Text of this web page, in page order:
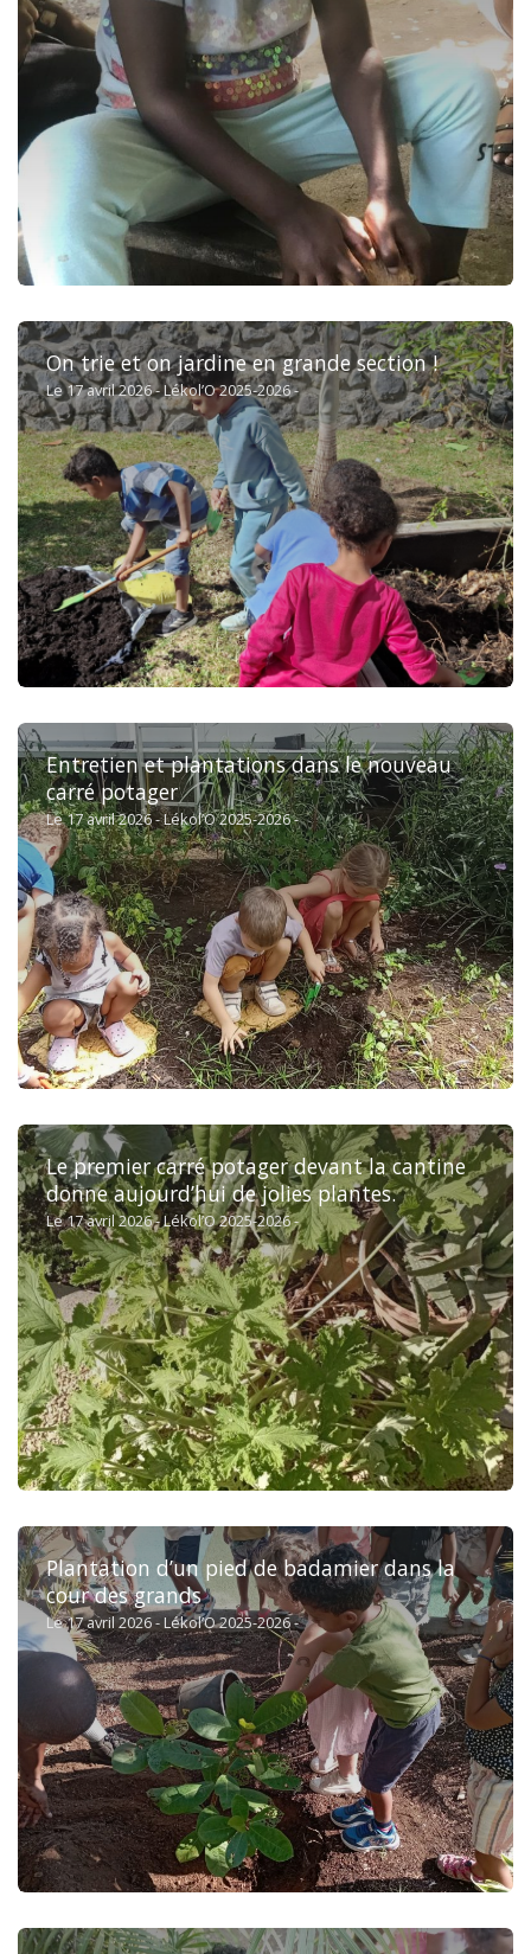
On trie et on jardine en grande section !
Le 17 avril 2026 - Lékol’O 2025-2026 -
Entretien et plantations dans le nouveau
carré potager
Le 17 avril 2026 - Lékol’O 2025-2026 -
Le premier carré potager devant la cantine
donne aujourd’hui de jolies plantes.
Le 17 avril 2026 - Lékol’O 2025-2026 -
Plantation d’un pied de badamier dans la
cour des grands
Le 17 avril 2026 - Lékol’O 2025-2026 -